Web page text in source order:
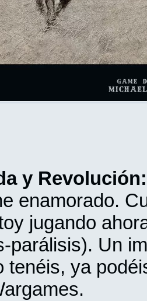
y
enamorado.
jugando
parálisis). Un
tenéis, ya